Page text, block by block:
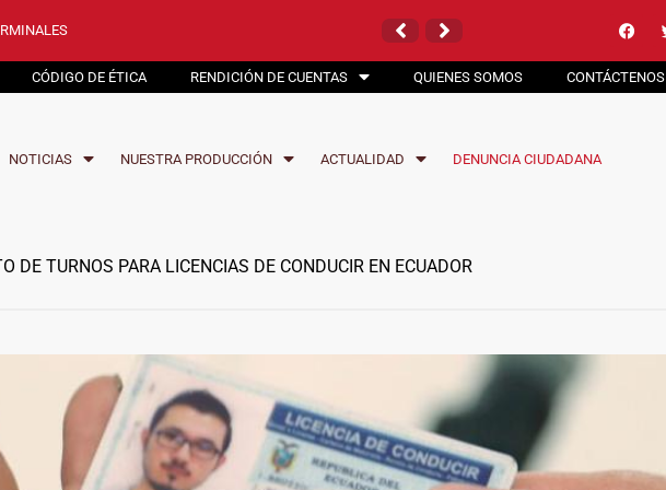
QUININDÉ
DOMINGO
QUININDÉ
DOMINGO
CÓDIGO DE ÉTICA RENDICIÓN DE CUENTAS QUIENES SOMOS CONTÁCTENOS
NOTICIAS NUESTRA PRODUCCIÓN ACTUALIDAD DENUNCIA CIUDADANA
DE TURNOS PARA LICENCIAS DE CONDUCIR EN ECUADOR